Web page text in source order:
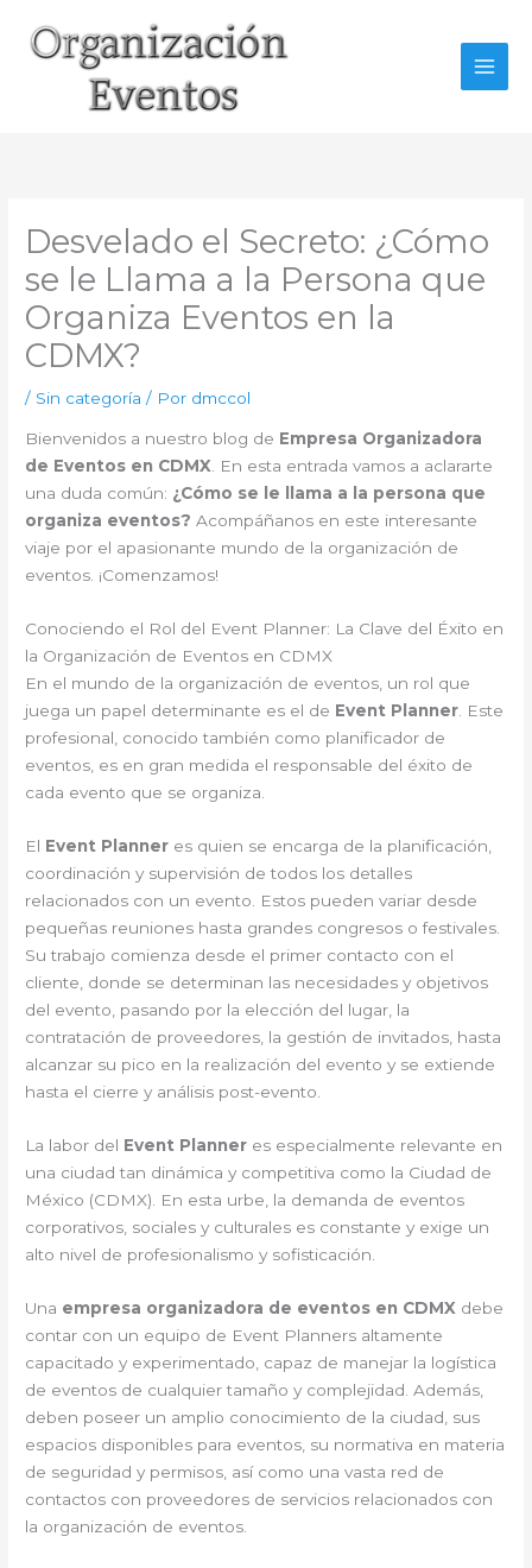
contenido
Desvelado el Secreto: ¿Cómo
se le Llama a la Persona que
Organiza Eventos en la
CDMX?
/ Sin categoría / Por dmccol
Bienvenidos a nuestro blog de Empresa Organizadora
de Eventos en CDMX. En esta entrada vamos a aclararte
una duda común: ¿Cómo se le llama a la persona que
organiza eventos? Acompáñanos en este interesante
viaje por el apasionante mundo de la organización de
eventos. ¡Comenzamos!
Conociendo el Rol del Event Planner: La Clave del Éxito en
la Organización de Eventos en CDMX
En el mundo de la organización de eventos, un rol que
juega un papel determinante es el de Event Planner . Este
profesional, conocido también como planificador de
eventos, es en gran medida el responsable del éxito de
cada evento que se organiza.
El Event Planner es quien se encarga de la planificación,
coordinación y supervisión de todos los detalles
relacionados con un evento. Estos pueden variar desde
pequeñas reuniones hasta grandes congresos o festivales.
Su trabajo comienza desde el primer contacto con el
cliente, donde se determinan las necesidades y objetivos
del evento, pasando por la elección del lugar, la
contratación de proveedores, la gestión de invitados, hasta
alcanzar su pico en la realización del evento y se extiende
hasta el cierre y análisis post-evento.
La labor del Event Planner es especialmente relevante en
una ciudad tan dinámica y competitiva como la Ciudad de
México (CDMX). En esta urbe, la demanda de eventos
corporativos, sociales y culturales es constante y exige un
alto nivel de profesionalismo y sofisticación.
Una empresa organizadora de eventos en CDMX debe
contar con un equipo de Event Planners altamente
capacitado y experimentado, capaz de manejar la logística
de eventos de cualquier tamaño y complejidad. Además,
deben poseer un amplio conocimiento de la ciudad, sus
espacios disponibles para eventos, su normativa en materia
de seguridad y permisos, así como una vasta red de
contactos con proveedores de servicios relacionados con
la organización de eventos.